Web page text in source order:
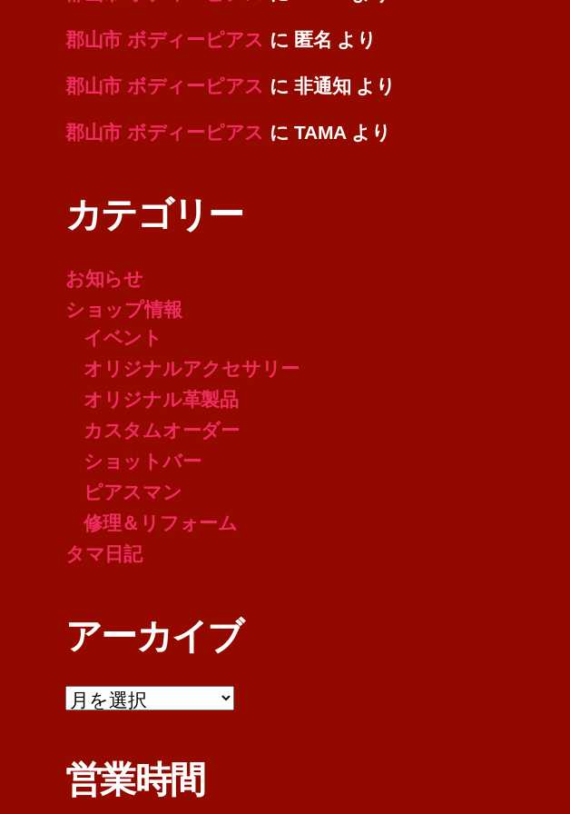
郡山市 ボディーピアス に 匿名 より
郡山市 ボディーピアス に非通知 より
郡山市 ボディーピアス にTAMA より
カテゴリー
お知らせ
ショップ情報
イベント
オリジナルアクセサリー
オリジナル革製品
カスタムオーダー
ショットバー
ピアスマン
修理＆リフォーム
タマ日記
アーカイブ
ア
ー
ブ
営業時間